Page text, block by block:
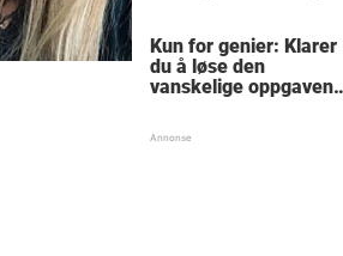
Kun for genier: Klarer
du å løse den
vanskelige oppgaven